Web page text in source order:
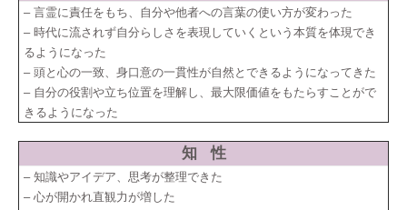
– 言霊に責任をもち、自分や他者への言葉の使い方が変わった
– 時代に流されず自分らしさを表現していくという本質を体現でき
るようになった
– 頭と心の一致、身口意の一貫性が自然とできるようになってきた
– 自分の役割や立ち位置を理解し、最大限価値をもたらすことがで
きるようになった
知 性
– 知識やアイデア、思考が整理できた
– 心が開かれ直観力が増した